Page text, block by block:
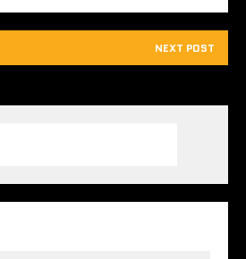
NEXT POST